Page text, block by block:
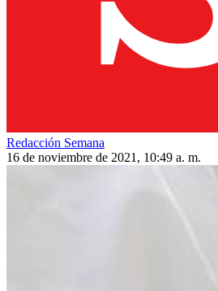
Redacción Semana
16 de noviembre de 2021, 10:49 a. m.